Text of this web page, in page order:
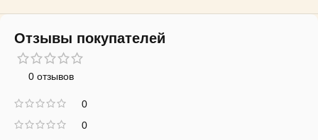
Отзывы покупателей
0 отзывов
0
0